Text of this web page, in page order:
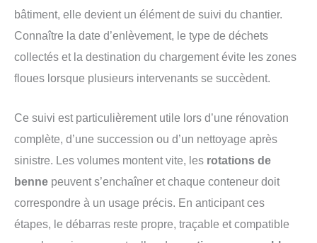
bâtiment, elle devient un élément de suivi du chantier.
Connaître la date d’enlèvement, le type de déchets
collectés et la destination du chargement évite les zones
floues lorsque plusieurs intervenants se succèdent.
Ce suivi est particulièrement utile lors d’une rénovation
complète, d’une succession ou d’un nettoyage après
sinistre. Les volumes montent vite, les rotations de
benne peuvent s’enchaîner et chaque conteneur doit
correspondre à un usage précis. En anticipant ces
étapes, le débarras reste propre, traçable et compatible